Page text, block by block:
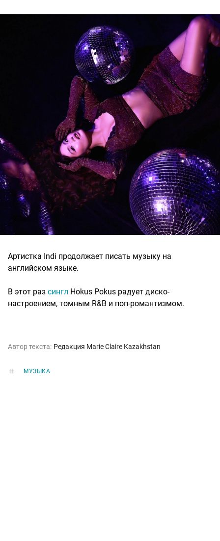
Артистка Indi продолжает писать музыку на
английском языке.
В этот раз сингл Hokus Pokus радует диско-
настроением, томным R&B и поп-романтизмом.
Автор текста: Редакция Marie Claire Kazakhstan
МУЗЫКА